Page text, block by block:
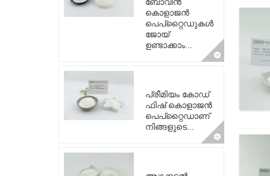
കൊളാജൻ
പെപ്റ്റൈഡുകൾ
ജോയ്
ഉണ്ടാക്കാം...
പ്രീമിയം കോഡ്
ഫിഷ് കൊളാജൻ
പെപ്റ്റൈഡാണ്
നിങ്ങളുടെ...